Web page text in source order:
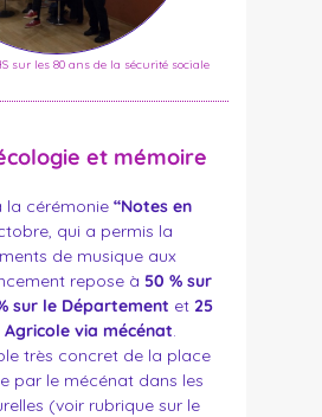
sur les 80 ans de la sécurité sociale
et mémoire
la cérémonie “Notes en
qui a permis la
de musique aux
repose à 50 % sur
sur le Département et 25
Agricole via mécénat
très concret de la place
par le mécénat dans les
(voir rubrique sur le